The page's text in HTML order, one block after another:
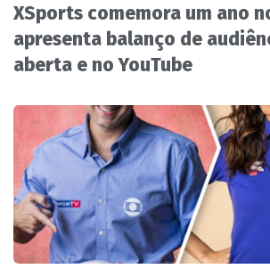
XSports comemora um ano
apresenta balanço de
aberta e no YouTube